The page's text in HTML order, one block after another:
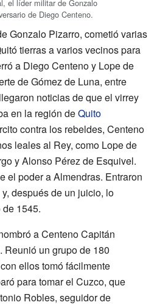
el líder militar de Gonzalo
de Diego Centeno.
Gonzalo Pizarro, cometió varias
tierras a varios vecinos para
a Diego Centeno y Lope de
de Gómez de Luna, entre
noticias de que el virrey
en la región deQuito
contra los rebeldes, Centeno
leales al Rey, como Lope de
y Alonso Pérez de Esquivel.
el poder a Almendras. Entraron
después de un juicio, lo
1545.
a Centeno Capitán
un grupo de 180
ellos tomó fácilmente
para tomar el Cuzco, que
Robles, seguidor de